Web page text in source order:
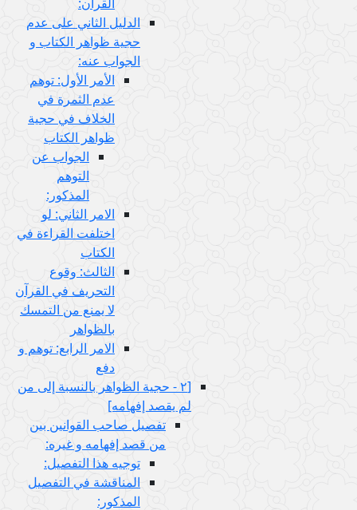
الدليل الثاني على عدم
حجية ظواهر الكتاب و
الأمر الأول: توهم
الخلاف في حجية
الامر الثاني: لو
اختلفت القراءة في
التحريف في القرآن
لا يمنع من التمسك
الامر الرابع: توهم و
[٢ - حجية الظواهر بالنسبة إلى من
تفصيل صاحب القوانين بين
من قصد إفهامه و غيره:
توجيه هذا التفصيل:
المناقشة في التفصيل